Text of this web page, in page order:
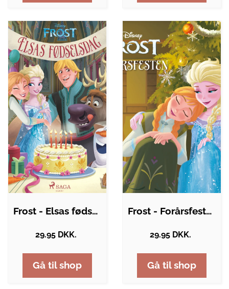
Frost - Elsas fødselsdag
29.95 DKK.
Gå til shop
Frost - Forårsfesten
29.95 DKK.
Gå til shop